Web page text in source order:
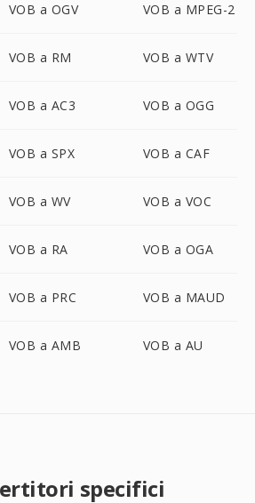
VOB a OGV VOB a MPEG-2
VOB a RM VOB a WTV
VOB a AC3 VOB a OGG
VOB a SPX VOB a CAF
VOB a WV VOB a VOC
VOB a RA VOB a OGA
VOB a PRC VOB a MAUD
VOB a AMB VOB a AU
specifici